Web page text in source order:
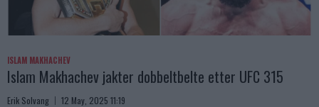
ISLAM MAKHACHEV
Islam Makhachev jakter dobbeltbelte etter UFC 315
Erik Solvang 12 May, 2025 11:19